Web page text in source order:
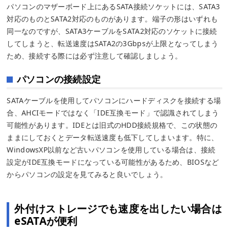
パソコンのマザーボード上にあるSATA接続ソケットには、SATA3
対応のものとSATA2対応のものがあります。端子の形はいずれも
同一なのですが、SATA3ケーブルをSATA2対応のソケットに接続
してしまうと、転送速度はSATA2の3Gbpsが上限となってしまう
ため、接続する際には必ず注意して確認しましょう。
パソコンの接続設定
SATAケーブルを使用してパソコンにハードディスクを接続する場
合、AHCIモードではなく「IDE互換モード」で認識されてしまう
可能性があります。IDEとは旧式のHDD接続規格で、この状態の
ままにしておくとデータ転送速度も低下してしまいます。特に、
WindowsXP以前など古いパソコンを使用している場合は、接続
設定がIDE互換モードになっている可能性があるため、BIOSなど
からパソコンの設定を見てみると良いでしょう。
外付けストレージでも速度を出したい場合は
eSATAが便利